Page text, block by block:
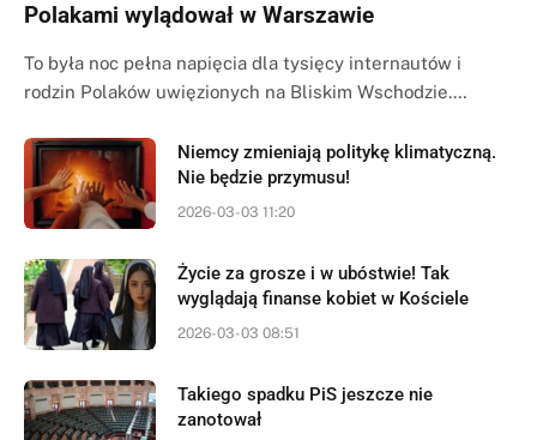
Polakami wylądował w Warszawie
To była noc pełna napięcia dla tysięcy internautów i
rodzin Polaków uwięzionych na Bliskim Wschodzie.…
Niemcy zmieniają politykę klimatyczną.
Nie będzie przymusu!
2026-03-03 11:20
Życie za grosze i w ubóstwie! Tak
wyglądają finanse kobiet w Kościele
2026-03-03 08:51
Takiego spadku PiS jeszcze nie
zanotował